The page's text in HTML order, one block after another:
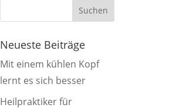
Neueste Beiträge
Mit einem kühlen Kopf
lernt es sich besser
Heilpraktiker für